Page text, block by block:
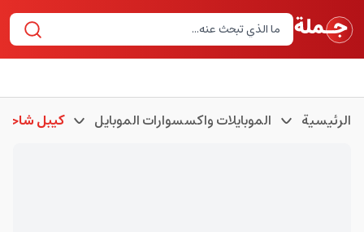
الرئيسية الموبايلات واكسسوارات الموبايل كيبل